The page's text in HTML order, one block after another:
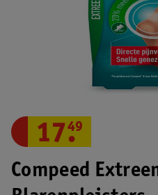
Compeed
17.
49